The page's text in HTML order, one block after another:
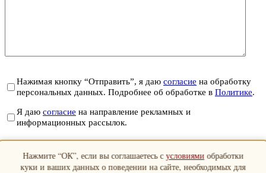
Нажимая кнопку “Отправить”, я даю согласие на обработку
персональных данных. Подробнее об обработке в Политике.
Я даю согласие на направление рекламных и
информационных рассылок.
Отправить
Закрыть
Нажмите “ОК”, если вы соглашаетесь сусловиями обработки
куки и ваших данных о поведении на сайте, необходимых для